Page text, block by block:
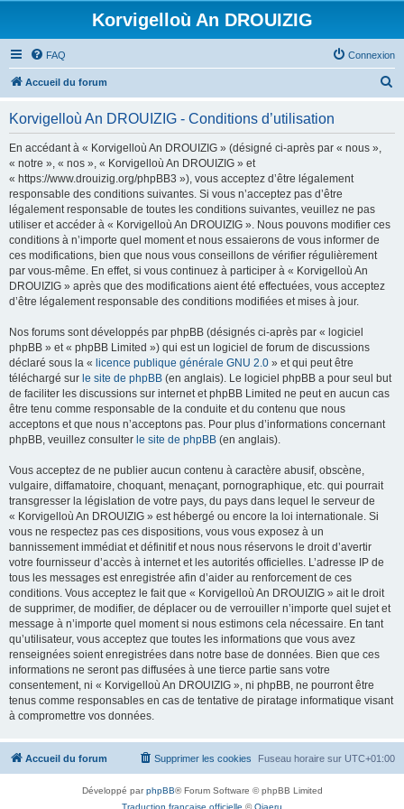
Korvigelloù An DROUIZIG
FAQ Connexion
Accueil du forum
Korvigelloù An DROUIZIG - Conditions d’utilisation
En accédant à « Korvigelloù An DROUIZIG » (désigné ci-après par « nous »,
« notre », « nos », « Korvigelloù An DROUIZIG » et
« https://www.drouizig.org/phpBB3 »), vous acceptez d’être légalement
responsable des conditions suivantes. Si vous n’acceptez pas d’être
légalement responsable de toutes les conditions suivantes, veuillez ne pas
utiliser et accéder à « Korvigelloù An DROUIZIG ». Nous pouvons modifier ces
conditions à n’importe quel moment et nous essaierons de vous informer de
ces modifications, bien que nous vous conseillons de vérifier régulièrement
par vous-même. En effet, si vous continuez à participer à « Korvigelloù An
DROUIZIG » après que des modifications aient été effectuées, vous acceptez
d’être légalement responsable des conditions modifiées et mises à jour.
Nos forums sont développés par phpBB (désignés ci-après par « logiciel
phpBB » et « phpBB Limited ») qui est un logiciel de forum de discussions
déclaré sous la « licence publique générale GNU 2.0 » et qui peut être
téléchargé sur le site de phpBB (en anglais). Le logiciel phpBB a pour seul but
de faciliter les discussions sur internet et phpBB Limited ne peut en aucun cas
être tenu comme responsable de la conduite et du contenu que nous
acceptons et que nous n’acceptons pas. Pour plus d’informations concernant
phpBB, veuillez consulter le site de phpBB (en anglais).
Vous acceptez de ne publier aucun contenu à caractère abusif, obscène,
vulgaire, diffamatoire, choquant, menaçant, pornographique, etc. qui pourrait
transgresser la législation de votre pays, du pays dans lequel le serveur de
« Korvigelloù An DROUIZIG » est hébergé ou encore la loi internationale. Si
vous ne respectez pas ces dispositions, vous vous exposez à un
bannissement immédiat et définitif et nous nous réservons le droit d’avertir
votre fournisseur d’accès à internet et les autorités officielles. L’adresse IP de
tous les messages est enregistrée afin d’aider au renforcement de ces
conditions. Vous acceptez le fait que « Korvigelloù An DROUIZIG » ait le droit
de supprimer, de modifier, de déplacer ou de verrouiller n’importe quel sujet et
message à n’importe quel moment si nous estimons cela nécessaire. En tant
qu’utilisateur, vous acceptez que toutes les informations que vous avez
renseignées soient enregistrées dans notre base de données. Bien que ces
informations ne seront pas diffusées à une tierce partie sans votre
consentement, ni « Korvigelloù An DROUIZIG », ni phpBB, ne pourront être
tenus comme responsables en cas de tentative de piratage informatique visant
à compromettre vos données.
Accueil du forum Fuseau horaire sur UTC+01:00
Supprimer les cookies
Développé parphpBB® Forum Software © phpBB Limited
Traduction française officielle ©Qiaeru